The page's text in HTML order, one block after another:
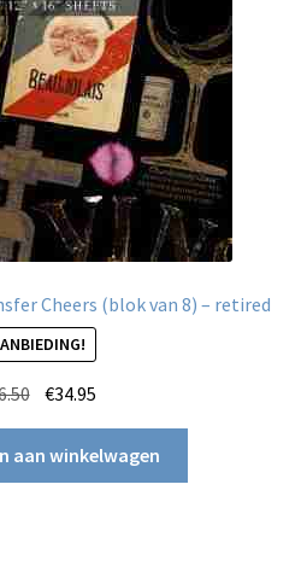
Cheers (blok van 8) – retired
Oorspronkelijke
prijs
was:
€46.50.
€34.95
prijs
is:
€34.95.
aan winkelwagen